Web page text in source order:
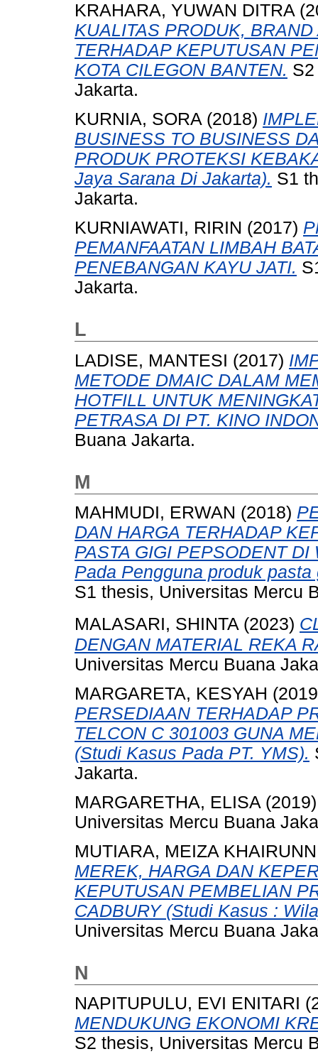
KRAHARA, YUWAN DITRA
KUALITAS PRODUK,
TERHADAP KEPUTUSAN
KOTA CILEGON BANTEN.
Jakarta.
KURNIA, SORA (2018)
BUSINESS TO BUSINESS
PRODUK PROTEKSI
Jaya Sarana Di Jakarta). S1
Jakarta.
KURNIAWATI, RIRIN (2017)
PEMANFAATAN LIMBAH
PENEBANGAN KAYU JATI.
Jakarta.
L
LADISE, MANTESI (2017)
METODE DMAIC DALAM
HOTFILL UNTUK
PETRASA DI PT. KINO
Buana Jakarta.
M
MAHMUDI, ERWAN (2018)
DAN HARGA TERHADAP
PASTA GIGI PEPSODENT
Pada Pengguna produk
S1 thesis, Universitas Mercu
MALASARI, SHINTA (2023)
DENGAN MATERIAL REKA
Universitas Mercu Buana
MARGARETA, KESYAH
PERSEDIAAN TERHADAP
TELCON C 301003 GUNA
(Studi Kasus Pada PT. YMS).
Jakarta.
MARGARETHA, ELISA
Universitas Mercu Buana
MUTIARA, MEIZA
MEREK, HARGA DAN
KEPUTUSAN PEMBELIAN
CADBURY (Studi Kasus :
Universitas Mercu Buana
N
NAPITUPULU, EVI ENITARI
MENDUKUNG EKONOMI
S2 thesis, Universitas Mercu